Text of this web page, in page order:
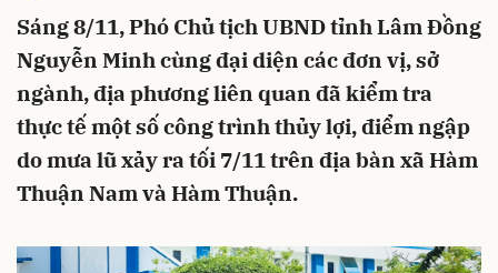
Sáng 8/11, Phó Chủ tịch UBND tỉnh Lâm Đồng
Nguyễn Minh cùng đại diện các đơn vị, sở
ngành, địa phương liên quan đã kiểm tra
thực tế một số công trình thủy lợi, điểm ngập
do mưa lũ xảy ra tối 7/11 trên địa bàn xã Hàm
Thuận Nam và Hàm Thuận.
Hủy Gửi